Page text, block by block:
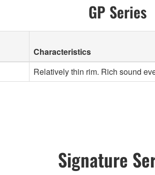
GP Series
Characteristics
Relatively thin rim. Rich sound
Signature